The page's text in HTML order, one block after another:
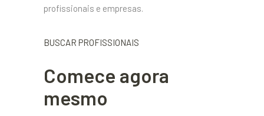
profissionais e empresas.
BUSCAR PROFISSIONAIS
Comece agora
mesmo